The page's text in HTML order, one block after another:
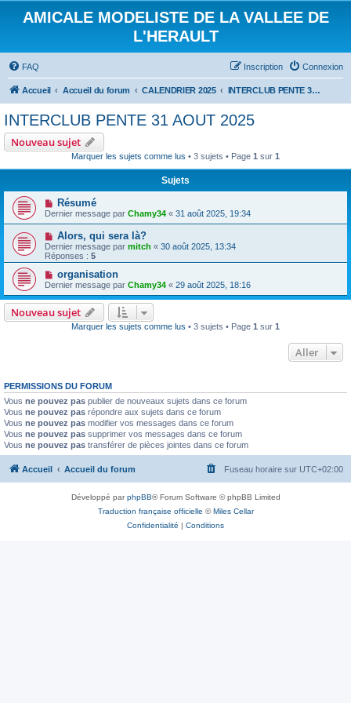
AMICALE MODELISTE DE LA VALLEE DE
L'HERAULT
FAQ Connexion
Inscription
Accueil Accueil du forum CALENDRIER 2025 INTERCLUB PENTE 31 AOUT 2025
INTERCLUB PENTE 31 AOUT 2025
Nouveau sujet
Marquer les sujets comme lus • 3 sujets • Page 1 sur 1
Sujets
Résumé
Dernier message par Chamy34 « 31 août 2025, 19:34
Alors, qui sera là?
Dernier message par mitch « 30 août 2025, 13:34
Réponses : 5
organisation
Dernier message par Chamy34 « 29 août 2025, 18:16
Nouveau sujet
Marquer les sujets comme lus • 3 sujets • Page 1 sur 1
Aller
PERMISSIONS DU FORUM
Vous ne pouvez pas publier de nouveaux sujets dans ce forum
Vous ne pouvez pas répondre aux sujets dans ce forum
Vous ne pouvez pas modifier vos messages dans ce forum
Vous ne pouvez pas supprimer vos messages dans ce forum
Vous ne pouvez pas transférer de pièces jointes dans ce forum
Accueil Accueil du forum Fuseau horaire sur UTC+02:00
Développé parphpBB® Forum Software © phpBB Limited
Traduction française officielle ©Miles Cellar
Confidentialité | Conditions